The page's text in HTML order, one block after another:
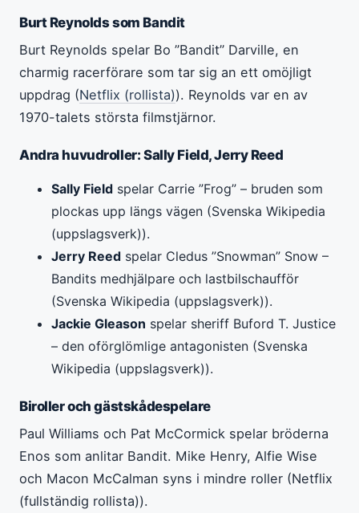
Burt Reynolds som Bandit
Burt Reynolds spelar Bo ”Bandit” Darville, en
charmig racerförare som tar sig an ett omöjligt
uppdrag (Netflix (rollista)). Reynolds var en av
1970-talets största filmstjärnor.
Andra huvudroller: Sally Field, Jerry Reed
Sally Field spelar Carrie ”Frog” – bruden som
plockas upp längs vägen (Svenska Wikipedia
(uppslagsverk)).
Jerry Reed spelar Cledus ”Snowman” Snow –
Bandits medhjälpare och lastbilschaufför
(Svenska Wikipedia (uppslagsverk)).
Jackie Gleason spelar sheriff Buford T. Justice
– den oförglömlige antagonisten (Svenska
Wikipedia (uppslagsverk)).
Biroller och gästskådespelare
Paul Williams och Pat McCormick spelar bröderna
Enos som anlitar Bandit. Mike Henry, Alfie Wise
och Macon McCalman syns i mindre roller (Netflix
(fullständig rollista)).